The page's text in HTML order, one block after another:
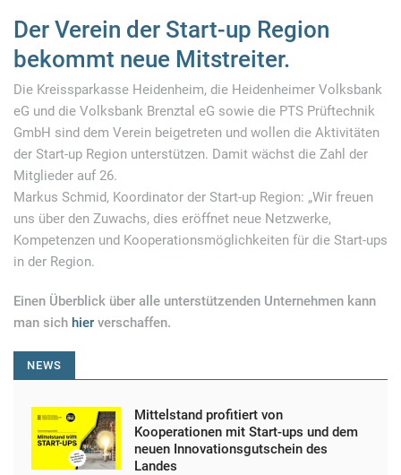
Der Verein der Start-up Region
bekommt neue Mitstreiter.
Die Kreissparkasse Heidenheim, die Heidenheimer Volksbank
eG und die Volksbank Brenztal eG sowie die PTS Prüftechnik
GmbH sind dem Verein beigetreten und wollen die Aktivitäten
der Start-up Region unterstützen. Damit wächst die Zahl der
Mitglieder auf 26.
Markus Schmid, Koordinator der Start-up Region: „Wir freuen
uns über den Zuwachs, dies eröffnet neue Netzwerke,
Kompetenzen und Kooperationsmöglichkeiten für die Start-ups
in der Region.
Einen Überblick über alle unterstützenden Unternehmen kann
man sich hier verschaffen.
NEWS
Mittelstand profitiert von
Kooperationen mit Start-ups und dem
neuen Innovationsgutschein des
Landes